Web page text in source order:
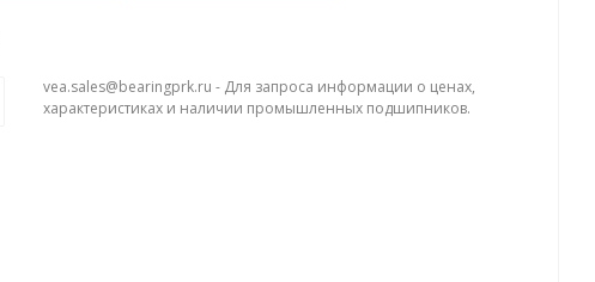
vea.sales@bearingprk.ru - Для запроса информации о ценах,
характеристиках и наличии промышленных подшипников.